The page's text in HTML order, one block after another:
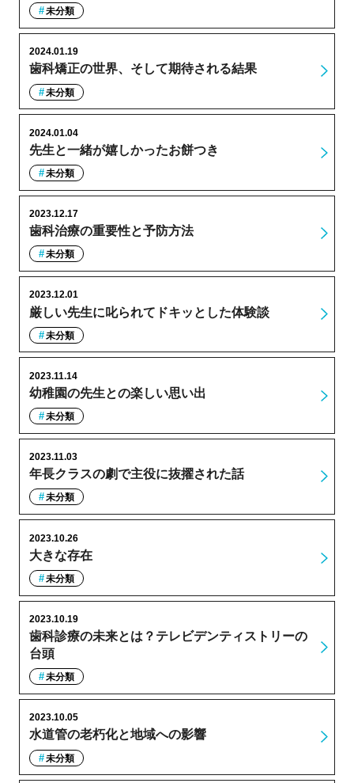
未分類
歯科矯正の世界、そして期待される結果
2024.01.19
未分類
先生と一緒が嬉しかったお餅つき
2024.01.04
未分類
歯科治療の重要性と予防方法
2023.12.17
未分類
厳しい先生に叱られてドキッとした体験談
2023.12.01
未分類
幼稚園の先生との楽しい思い出
2023.11.14
未分類
年長クラスの劇で主役に抜擢された話
2023.11.03
未分類
大きな存在
2023.10.26
未分類
歯科診療の未来とは？テレビデンティストリーの
台頭
2023.10.19
未分類
水道管の老朽化と地域への影響
2023.10.05
未分類